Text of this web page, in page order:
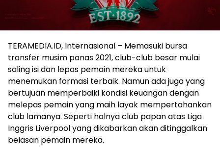
TERAMEDIA.ID, Internasional – Memasuki bursa
transfer musim panas 2021, club-club besar mulai
saling isi dan lepas pemain mereka untuk
menemukan formasi terbaik. Namun ada juga yang
bertujuan memperbaiki kondisi keuangan dengan
melepas pemain yang maih layak mempertahankan
club lamanya. Seperti halnya club papan atas Liga
Inggris Liverpool yang dikabarkan akan ditinggalkan
belasan pemain mereka.